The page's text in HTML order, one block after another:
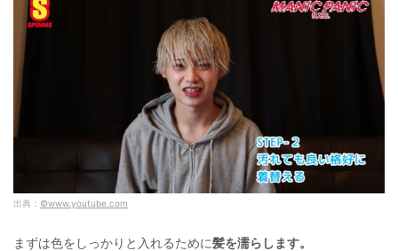
出典： ©www.youtube.com
まずは色をしっかりと入れるために髪を濡らします。